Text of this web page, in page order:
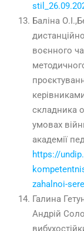
Баліна
воєнного
складника
умовах
академії
https://
zahalnoi-
Галина
Андрій